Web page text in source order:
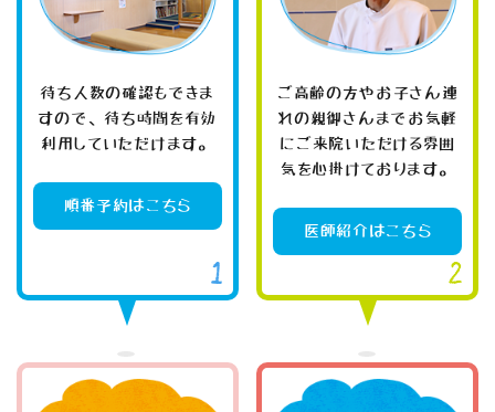
待ち人数の確認もできま
すので、待ち時間を有効
利用していただけます。
順番予約はこちら
ご高齢の方やお子さん連
れの親御さんまでお気軽
にご来院いただける雰囲
気を心掛けております。
医師紹介はこちら